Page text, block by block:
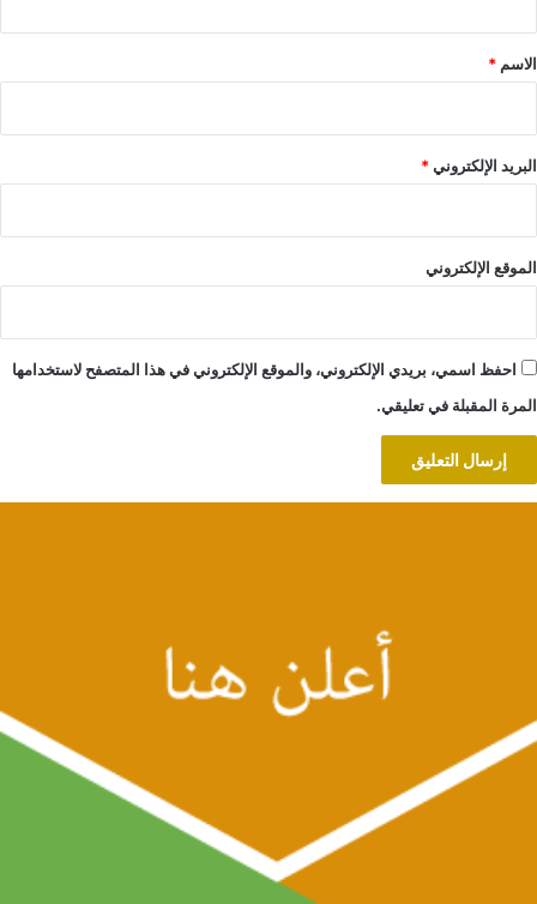
*
الاسم *
البريد الإلكتروني*
الموقع الإلكتروني
احفظ اسمي، بريدي الإلكتروني، والموقع الإلكتروني في هذا المتصفح لاستخدامها
المرة المقبلة في تعليقي.